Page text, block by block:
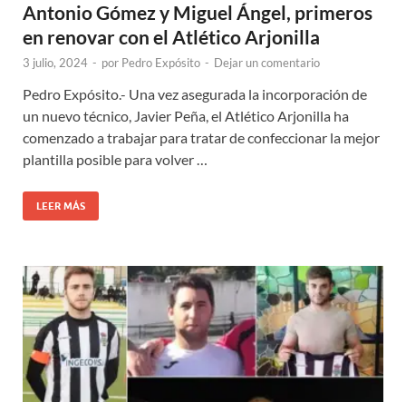
Antonio Gómez y Miguel Ángel, primeros
en renovar con el Atlético Arjonilla
3 julio, 2024 - por Pedro Expósito - Dejar un comentario
Pedro Expósito.- Una vez asegurada la incorporación de
un nuevo técnico, Javier Peña, el Atlético Arjonilla ha
comenzado a trabajar para tratar de confeccionar la mejor
plantilla posible para volver …
LEER MÁS